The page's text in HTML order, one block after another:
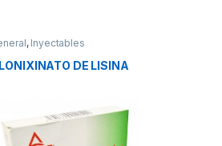
, Inyectables
DE LISINA